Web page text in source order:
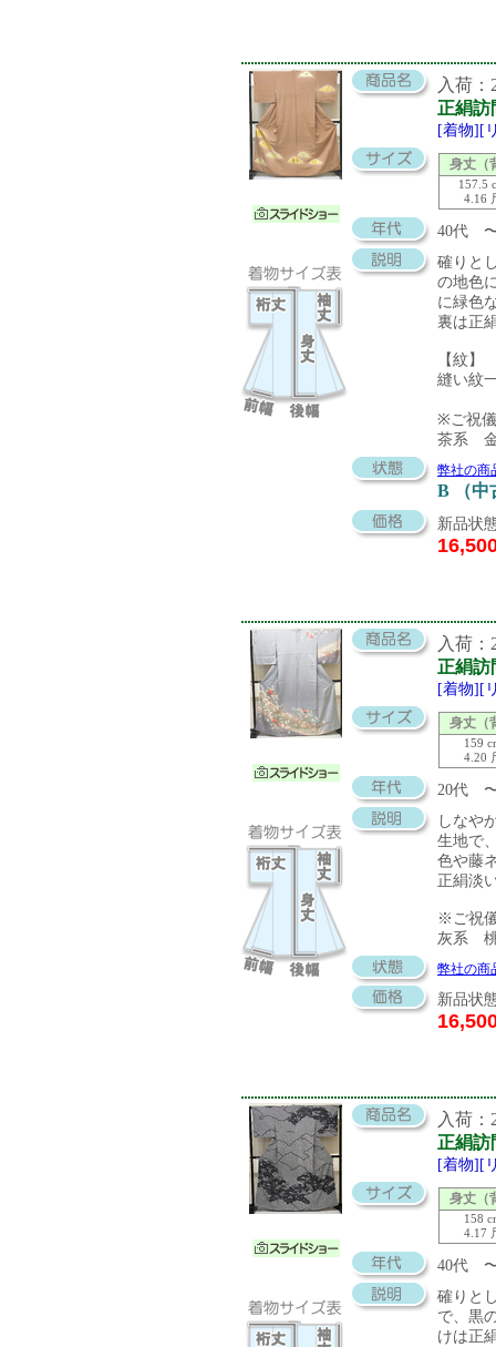
入荷：
正絹訪
[着物][
身丈（
157.5
4.16
40代
確りと
の地色
に緑色
裏は正
【紋】
縫い紋
※ご祝
茶系
弊社の商
B （中
新品状
入荷：
正絹訪
[着物][
身丈（
159
4.20
20代
しなや
生地で
色や藤
正絹淡
※ご祝
灰系
弊社の商
新品状
入荷：
正絹訪
[着物][
身丈（
158
4.17
40代
確りと
で、黒
けは正